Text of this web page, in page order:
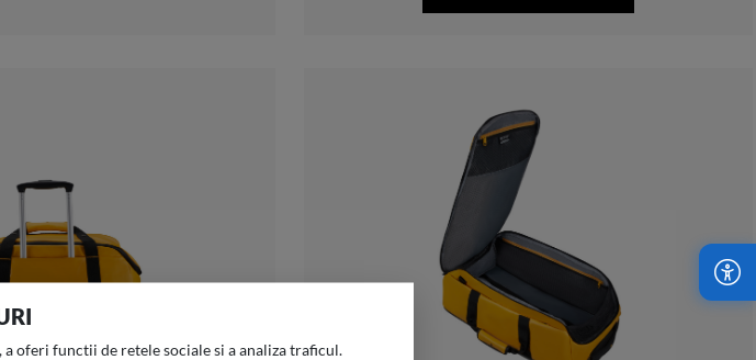
oferi functii de retele sociale si a analiza traficul.